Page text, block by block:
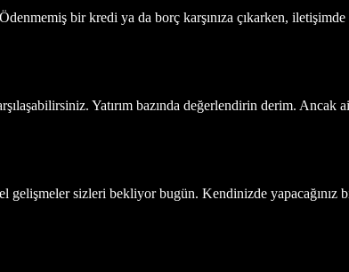
bir kredi ya da borç karşınıza çıkarken,
Yatırım bazında değerlendirin derim.
gelişmeler sizleri bekliyor bugün. Kendinizde